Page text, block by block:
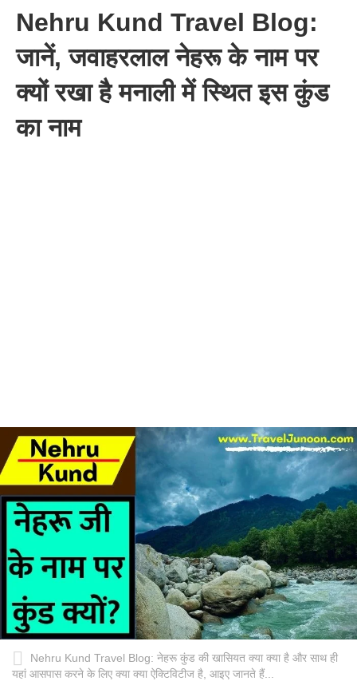
Nehru Kund Travel Blog:
जानें, जवाहरलाल नेहरू के नाम पर
क्यों रखा है मनाली में स्थित इस कुंड
का नाम
Nehru Kund Travel Blog: नेहरू कुंड की खासियत क्या क्या है और साथ ही
यहां आसपास करने के लिए क्या क्या ऐक्टिविटीज है, आइए जानते हैं...